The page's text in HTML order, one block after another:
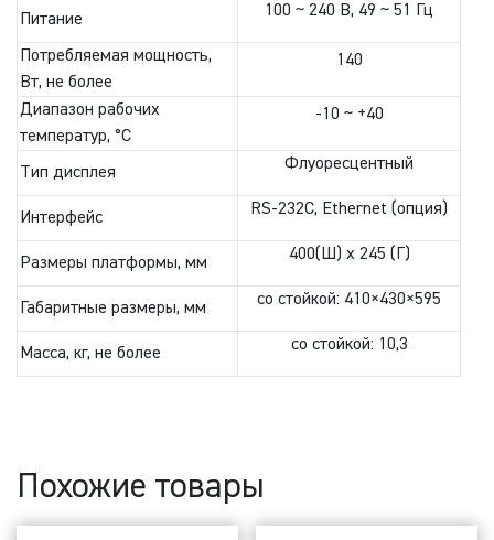
Питание 100 ~ 240 В, 49 ~ 51 Гц
Потребляемая мощность,
Вт, не более
140
Диапазон рабочих
температур, °C
-10 ~ +40
Тип дисплея Флуоресцентный
Интерфейс RS-232C, Ethernet (опция)
Размеры платформы, мм 400(Ш) х 245 (Г)
Габаритные размеры, мм со стойкой: 410×430×595
Масса, кг, не более со стойкой: 10,3
Похожие товары